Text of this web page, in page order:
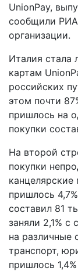
UnionPay,
сообщили РИА
организации.
Италия стала
картам
российских
этом почти
пришлось на
покупки
На второй
покупки
пришлось
составил 81
заняли 2,1% с
на различные
транспорт,
пришлось